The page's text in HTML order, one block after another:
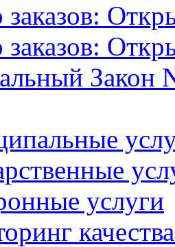
заказов:
заказов:
Закон
услуги